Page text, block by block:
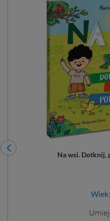
Na wsi. Dotknij,